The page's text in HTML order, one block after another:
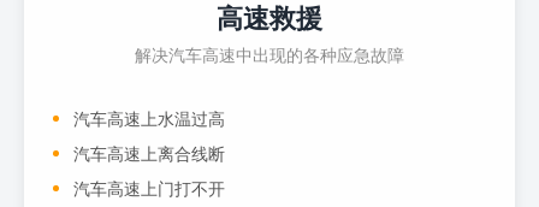
高速救援
解决汽车高速中出现的各种应急故障
汽车高速上水温过高
汽车高速上离合线断
汽车高速上门打不开